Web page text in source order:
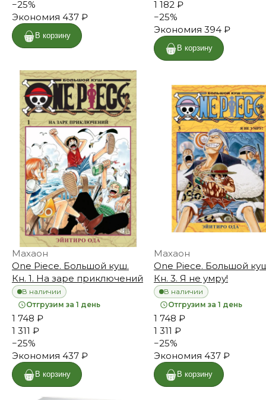
−25%
Экономия 437 ₽
В корзину
1 182 ₽
−25%
Экономия 394 ₽
В корзину
Махаон
One Piece. Большой куш.
Кн. 1. На заре приключений
В наличии
Отгрузим за 1 день
1 748 ₽
1 311 ₽
−25%
Экономия 437 ₽
В корзину
Махаон
One Piece. Большой
Кн. 3. Я не умру!
В наличии
Отгрузим за 1 день
1 748 ₽
1 311 ₽
−25%
Экономия 437 ₽
В корзину